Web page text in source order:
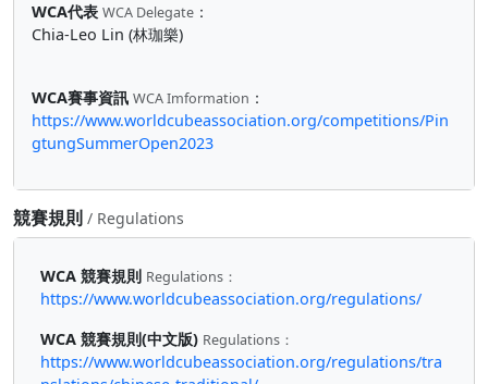
WCA代表 WCA Delegate ：
Chia-Leo Lin (林珈樂)
WCA賽事資訊 WCA Imformation ：
https://www.worldcubeassociation.org/competitions/Pin
gtungSummerOpen2023
競賽規則 / Regulations
WCA 競賽規則 Regulations：
https://www.worldcubeassociation.org/regulations/
WCA 競賽規則(中文版) Regulations：
https://www.worldcubeassociation.org/regulations/tra